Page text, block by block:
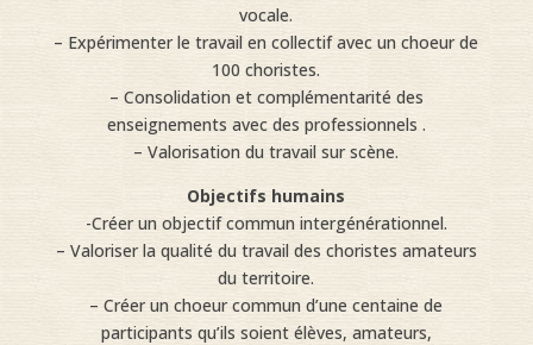
vocale.
– Expérimenter le travail en collectif avec un choeur de
100 choristes.
– Consolidation et complémentarité des
enseignements avec des professionnels .
– Valorisation du travail sur scène.
Objectifs humains
-Créer un objectif commun intergénérationnel.
– Valoriser la qualité du travail des choristes amateurs
du territoire.
– Créer un choeur commun d’une centaine de
participants qu’ils soient élèves, amateurs,